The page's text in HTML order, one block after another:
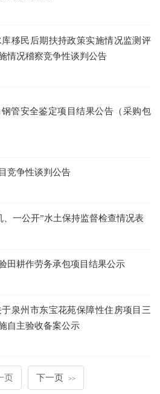
移民后期扶持政策实施情况监测评
情况稽察竞争性谈判公告
管安全鉴定项目结果公告（采购包
竞争性谈判公告
、一公开”水土保持监督检查情况表
田耕作劳务承包项目结果公示
泉州市东宝花苑保障性住房项目三
自主验收备案公示
页 下一页 >>